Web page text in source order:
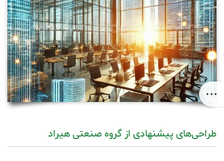
طراحی‌های پیشنهادی از گروه صنعتی هیراد